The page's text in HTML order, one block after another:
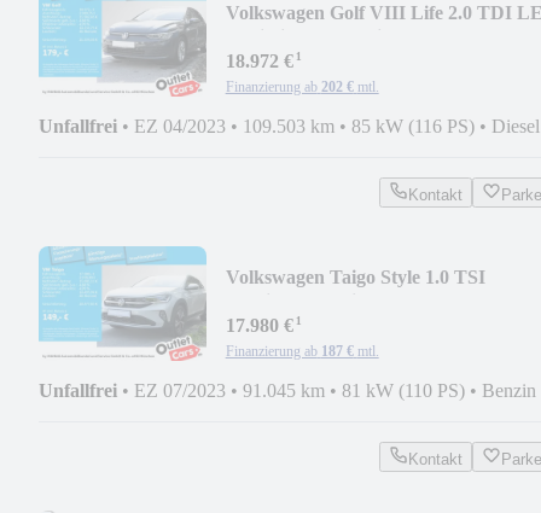
Volkswagen Golf VIII Life 2.0 TDI
18.972 €¹
Finanzierung ab 202 € mtl.
Unfallfrei • EZ 04/2023 • 109.503 km • 85 kW (116 PS) • Diesel
Kontakt
Volkswagen Taigo Style 1.0 TSI
17.980 €¹
Finanzierung ab 187 € mtl.
Unfallfrei • EZ 07/2023 • 91.045 km • 81 kW (110 PS) • Benzin
Kontakt